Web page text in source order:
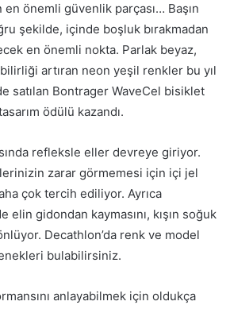
önemli güvenlik parçası… Başın
şekilde, içinde boşluk bırakmadan
en önemli nokta. Parlak beyaz,
artıran neon yeşil renkler bu yıl
satılan Bontrager WaveCel bisiklet
ödülü kazandı.
refleksle eller devreye giriyor.
zarar görmemesi için içi jel
çok tercih ediliyor. Ayrıca
elin gidondan kaymasını, kışın soğuk
Decathlon’da renk ve model
bulabilirsiniz.
anlayabilmek için oldukça